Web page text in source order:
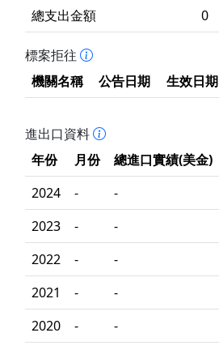
總支出金額
0
標案拒往
機關名稱
公告日期 生效日期
進出口資料
年份
月份 總進口實績(美金)
2024
- -
2023
- -
2022
- -
2021
- -
2020
- -